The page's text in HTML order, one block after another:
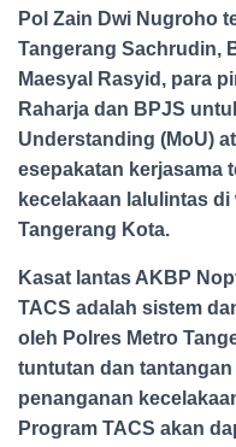
Pol Zain Dwi Nugroho
Tangerang Sachrudin,
Maesyal Rasyid, para
Raharja dan BPJS
Understanding (MoU)
esepakatan kerjasama
kecelakaan lalulintas
Tangerang Kota.
Kasat lantas AKBP
TACS adalah sistem
oleh Polres Metro
tuntutan dan
penanganan
Program TACS akan